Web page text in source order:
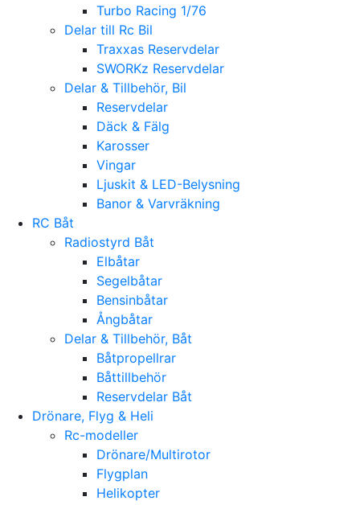
Turbo Racing 1/76
Delar till Rc Bil
Traxxas Reservdelar
SWORKz Reservdelar
Delar & Tillbehör, Bil
Reservdelar
Däck & Fälg
Karosser
Vingar
Ljuskit & LED-Belysning
Banor & Varvräkning
RC Båt
Radiostyrd Båt
Elbåtar
Segelbåtar
Bensinbåtar
Ångbåtar
Delar & Tillbehör, Båt
Båtpropellrar
Båttillbehör
Reservdelar Båt
Drönare, Flyg & Heli
Rc-modeller
Drönare/Multirotor
Flygplan
Helikopter